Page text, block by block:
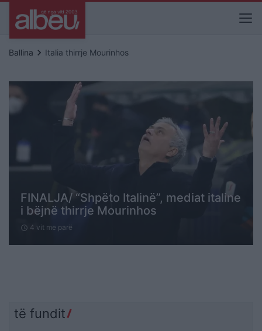
Ballina keyboard_arrow_right Italia thirrje Mourinhos
FINALJA/ “Shpëto Italinë”, mediat italine
i bëjnë thirrje Mourinhos
schedule 4 vit me parë
të fundit